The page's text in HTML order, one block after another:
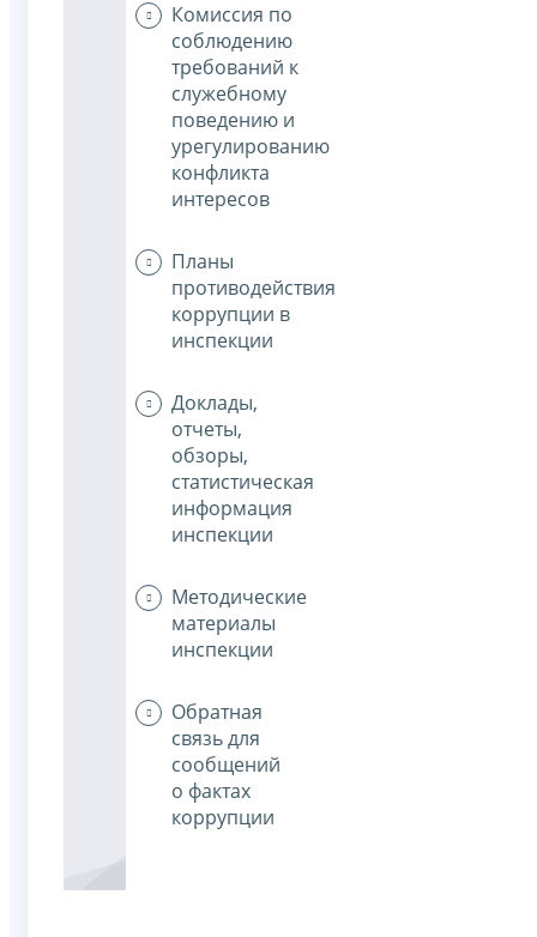
Комиссия по
соблюдению
требований к
служебному
поведению и
урегулированию
конфликта
интересов
Планы
противодействия
коррупции в
инспекции
Доклады,
отчеты,
обзоры,
статистическая
информация
инспекции
Методические
материалы
инспекции
Обратная
связь для
сообщений
о фактах
коррупции